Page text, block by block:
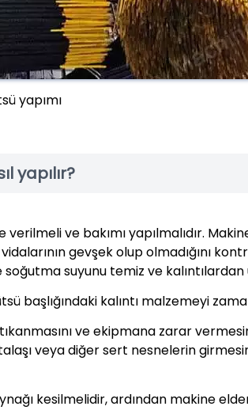
yapımı
yapılır?
ve bakımı yapılmalıdır.
gevşek olup olmadığını
suyunu temiz ve kalıntılardan
başlığındaki kalıntı malzemeyi
ve ekipmana zarar
veya diğer sert nesnelerin
kesilmelidir, ardından makine